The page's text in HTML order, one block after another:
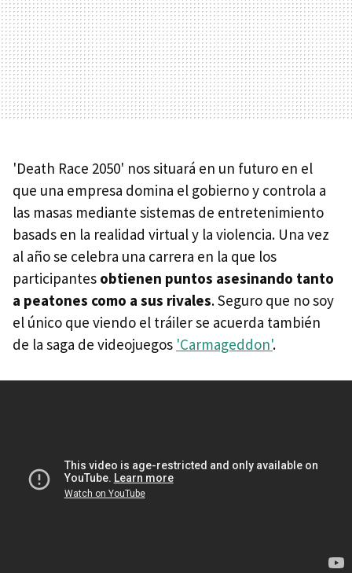
'Death Race 2050' nos situará en un futuro en el
que una empresa domina el gobierno y controla a
las masas mediante sistemas de entretenimiento
basads en la realidad virtual y la violencia. Una vez
al año se celebra una carrera en la que los
participantes obtienen puntos asesinando tanto
a peatones como a sus rivales. Seguro que no soy
el único que viendo el tráiler se acuerda también
de la saga de videojuegos 'Carmageddon'.